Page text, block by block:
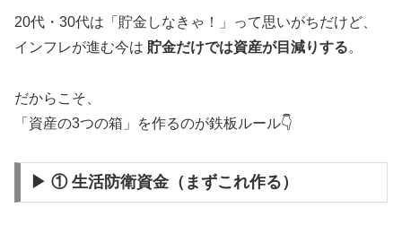
20代・30代は「貯金しなきゃ！」って思いがちだけど、
インフレが進む今は 貯金だけでは資産が目減りする。
だからこそ、
「資産の3つの箱」を作るのが鉄板ルール👇
▶ ① 生活防衛資金（まずこれ作る）